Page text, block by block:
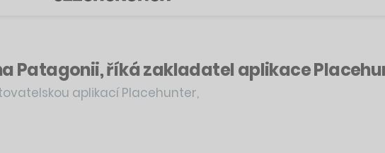
Patagonii, říká zakladatel aplikace
aplikací Placehunter,